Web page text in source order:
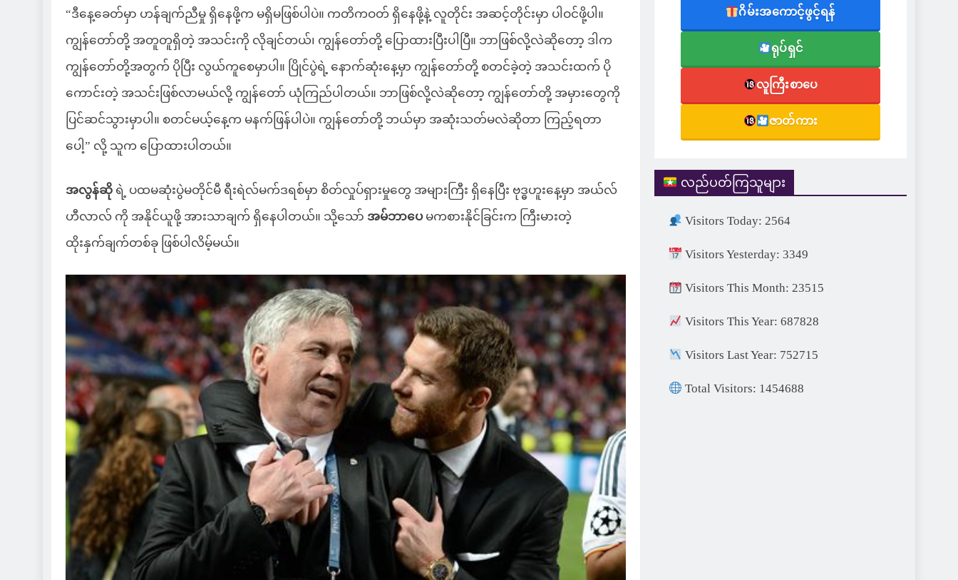
“ဒီနေ့ခေတ်မှာ ဟန်ချက်ညီမှု ရှိနေဖို့က မရှိမဖြစ်ပါပဲ။ ကတိကဝတ် ရှိနေဖို့နဲ့ လူတိုင်း အဆင့်တိုင်းမှာ ပါဝင်ဖို့ပါ။
ကျွန်တော်တို့ အတူတူရှိတဲ့ အသင်းကို လိုချင်တယ်၊ ကျွန်တော်တို့ ပြောထားပြီးပါပြီ။ ဘာဖြစ်လို့လဲဆိုတော့ ဒါက
ကျွန်တော်တို့အတွက် ပိုပြီး လွယ်ကူစေမှာပါ။ ပြိုင်ပွဲရဲ့ နောက်ဆုံးနေ့မှာ ကျွန်တော်တို့ စတင်ခဲ့တဲ့ အသင်းထက် ပို
ကောင်းတဲ့ အသင်းဖြစ်လာမယ်လို့ ကျွန်တော် ယုံကြည်ပါတယ်။ ဘာဖြစ်လို့လဲဆိုတော့ ကျွန်တော်တို့ အမှားတွေကို
ပြင်ဆင်သွားမှာပါ။ စတင်မယ့်နေ့က မနက်ဖြန်ပါပဲ။ ကျွန်တော်တို့ ဘယ်မှာ အဆုံးသတ်မလဲဆိုတာ ကြည့်ရတာ
ပေါ့” လို့ သူက ပြောထားပါတယ်။
အလွန်ဆို ရဲ့ ပထမဆုံးပွဲမတိုင်မီ ရီးရဲလ်မက်ဒရစ်မှာ စိတ်လှုပ်ရှားမှုတွေ အများကြီး ရှိနေပြီး ဗုဒ္ဓဟူးနေ့မှာ အယ်လ်
ဟီလာလ် ကို အနိုင်ယူဖို့ အားသာချက် ရှိနေပါတယ်။ သို့သော် အမ်ဘာပေမကစားနိုင်ခြင်းက ကြီးမားတဲ့
ထိုးနှက်ချက်တစ်ခု ဖြစ်ပါလိမ့်မယ်။
ဂိမ်းအကောင့်ဖွင့်ရန်
ရုပ်ရှင်
လူကြီးစာပေ
ဇာတ်ကား
လည်ပတ်ကြသူများ
Visitors Today: 2564
Visitors Yesterday: 3349
Visitors This Month: 23515
Visitors This Year: 687828
Visitors Last Year: 752715
Total Visitors: 1454688